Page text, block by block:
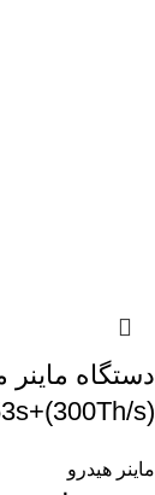
دستگاه
s)
ماینر هیدرو